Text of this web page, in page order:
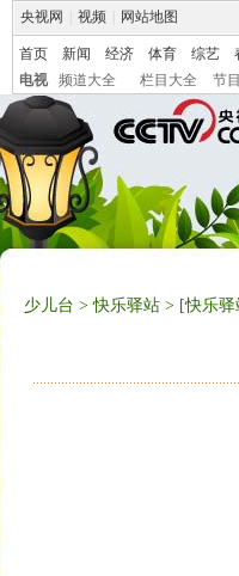
央视网 视频 网站地图
首页 新闻 经济 体育 综艺
电视
频道大全 栏目大全 节
少儿台 >快乐驿站 > [快乐驿